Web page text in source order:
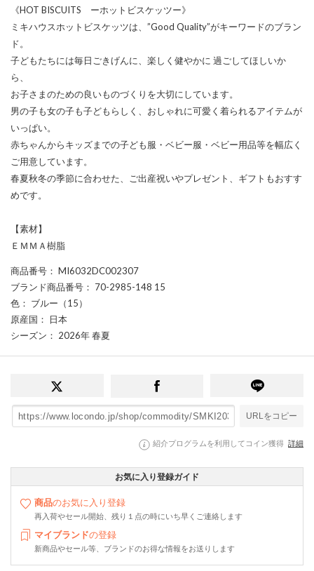
《HOT BISCUITS ーホットビスケッツー》
ミキハウスホットビスケッツは、”Good Quality”がキーワードのブラン
ド。
子どもたちには毎日ごきげんに、楽しく健やかに 過ごしてほしいか
ら、
お子さまのための良いものづくりを大切にしています。
男の子も女の子も子どもらしく、おしゃれに可愛く着られるアイテムが
いっぱい。
赤ちゃんからキッズまでの子ども服・ベビー服・ベビー用品等を幅広く
ご用意しています。
春夏秋冬の季節に合わせた、ご出産祝いやプレゼント、ギフトもおすす
めです。
【素材】
ＥＭＭＡ樹脂
商品番号 ： MI6032DC002307
ブランド商品番号 ： 70-2985-148 15
色 ： ブルー（15）
原産国 ： 日本
シーズン ： 2026年 春夏
URLをコピー
紹介プログラムを利用してコイン獲得 詳細
お気に入り登録ガイド
商品のお気に入り登録
再入荷やセール開始、残り１点の時にいち早くご連絡します
マイブランドの登録
新商品やセール等、ブランドのお得な情報をお送りします